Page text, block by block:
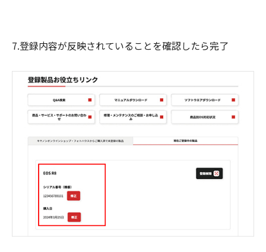
7.登録内容が反映されていることを確認したら完了